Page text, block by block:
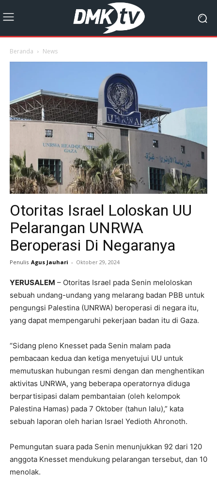
Beranda News
Otoritas Israel Loloskan UU
Pelarangan UNRWA
Beroperasi Di Negaranya
Penulis Agus Jauhari - Oktober 29, 2024
YERUSALEM – Otoritas Israel pada Senin meloloskan
sebuah undang-undang yang melarang badan PBB untuk
pengungsi Palestina (UNRWA) beroperasi di negara itu,
yang dapat mempengaruhi pekerjaan badan itu di Gaza.
“Sidang pleno Knesset pada Senin malam pada
pembacaan kedua dan ketiga menyetujui UU untuk
memutuskan hubungan resmi dengan dan menghentikan
aktivitas UNRWA, yang beberapa operatornya diduga
berpartisipasi dalam pembantaian (oleh kelompok
Palestina Hamas) pada 7 Oktober (tahun lalu),” kata
sebuah laporan oleh harian Israel Yedioth Ahronoth.
Pemungutan suara pada Senin menunjukkan 92 dari 120
anggota Knesset mendukung pelarangan tersebut, dan 10
menolak.